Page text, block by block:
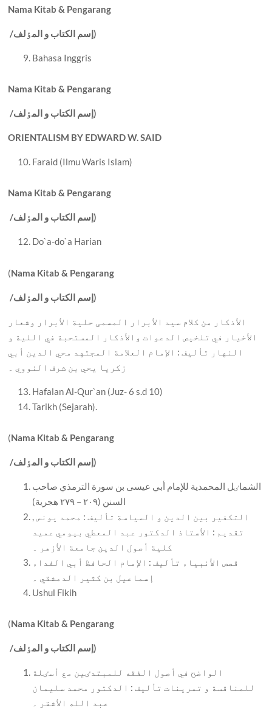
Nama Kitab & Pengarang
/ إسم الکتاب و المٶلف)
Bahasa Inggris
Nama Kitab & Pengarang
/ إسم الکتاب و المٶلف)
ORIENTALISM BY EDWARD W. SAID
Faraid (Ilmu Waris Islam)
Nama Kitab & Pengarang
/ إسم الکتاب و المٶلف)
Do`a-do`a Harian
(Nama Kitab & Pengarang
/ إسم الکتاب و المٶلف)
الأذکار من کلام سيد الأبرار المسمی حلية الأبرار وشعار
الأخيار في تلخيص الدعوات والأذکار المستحبة في اللية و
النهار تأليف : الإمام العلامة المجتهد محي الدين أبي
زکريا يحي بن شرف النووي ۔
Hafalan Al-Qur`an (Juz- 6 s.d 10)
Tarikh (Sejarah).
(Nama Kitab & Pengarang
/ إسم الکتاب و المٶلف)
الشماٸل المحمدية للإمام أبي عيسی بن سورة الترمذي صاحب
السنن (٢٠٩ – ٢٧٩ هجرية)
التکفير بين الدين و السياسة تأليف : محمد يونس ,
تقديم : الأستاذ الدکتور عبد المعطي بيومي عميد
کلية أصول الدين جامعة الأزهر ۔
قصص الأنبياء تأليف : الإمام الحافظ أبي الفداء
إسماعيل بن کثير الدمشقي ۔
Ushul Fikih
(Nama Kitab & Pengarang
/ إسم الکتاب و المٶلف)
الواضح في أصول الفقه للمبتدٸين مع أسٸلة
للمناقسة و تمرينات تأليف : الدکتور محمد سليمان
عبد الله الأشقر ۔